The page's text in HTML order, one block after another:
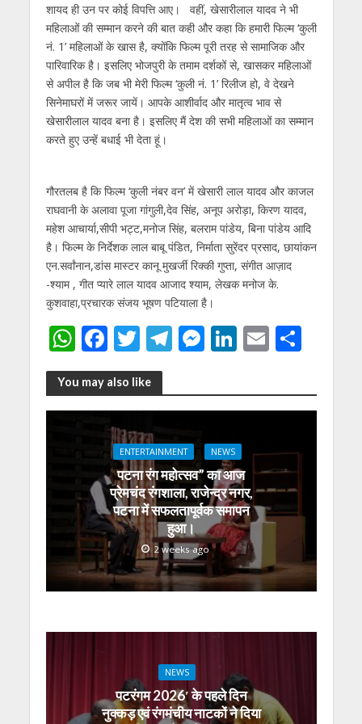
शायद ही उन पर कोई विपत्ति आए। वहीं, खेसारीलाल यादव ने भी
महिलाओं की सम्‍मान करने की बात कही और कहा कि हमारी फिल्‍म ‘कुली
नं. 1’ महिलाओं के खास है, क्‍योंकि फिल्‍म पूरी तरह से सामाजिक और
पारिवारिक है। इसलिए भोजपुरी के तमाम दर्शकों से, खासकर महिलाओं
से अपील है कि जब भी मेरी फिल्‍म ‘कुली नं. 1’ रिलीज हो, वे देखने
सिनेमाघरों में जरूर जायें। आपके आशीर्वाद और मातृत्‍व भाव से
खेसारीलाल यादव बना है। इसलिए मैं देश की सभी महिलाओं का सम्‍मान
करते हुए उन्‍हें बधाई भी देता हूं।
गौरतलब है कि फिल्‍म ‘कुली नंबर वन’ में खेसारी लाल यादव और काजल
राघवानी के अलावा पूजा गांगुली,देव सिंह, अनूप अरोड़ा, किरण यादव,
महेश आचार्या,सीपी भट्ट,मनोज सिंह, बलराम पांडेय, बिना पांडेय आदि
है। फिल्म के निर्देशक लाल बाबू पंडित, निर्माता सुरेंदर प्रसाद, छायांकन
एन.सर्वांनान,डांस मास्टर कानू मुखर्जी रिक्की गुप्ता, संगीत आज़ाद
-श्याम , गीत प्यारे लाल यादव आजाद श्याम, लेखक मनोज के.
कुशवाहा,प्रचारक संजय भूषण पटियाला है।
W
h
at
s
p
F
ac
e
b
o
o
k
T
w
itt
er
T
e
gr
a
m
M
ss
e
n
g
er
Li
k
e
dI
n
E
ai
l
S
ar
e
You may also like
ENTERTAINMENT NEWS
पटना रंग महोत्सव” का आज
प्रेमचंद रंगशाला, राजेन्द्र नगर,
पटना में सफलतापूर्वक समापन
हुआ।
2 weeks ago
NEWS
पटरंगम 2026′ के पहले दिन
नुक्कड़ एवं रंगमंचीय नाटकों ने दिया